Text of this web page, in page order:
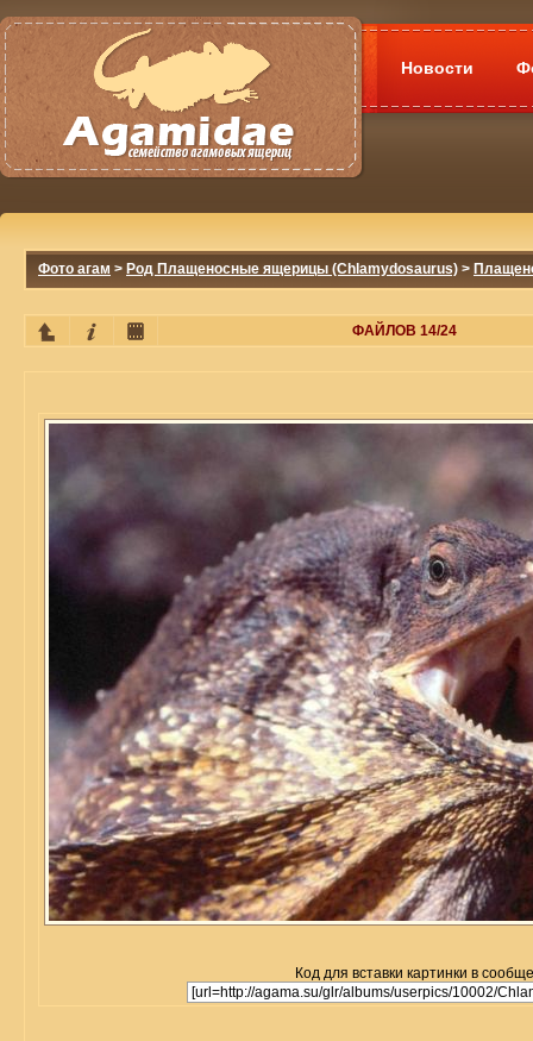
Новости
Фото агам > Род Плащеносные ящерицы (Chlamydosaurus) >
ФАЙЛОВ 14/24
Код для вставки картинки в